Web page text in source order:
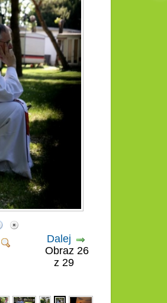
Dalej
Obraz 26
z 29